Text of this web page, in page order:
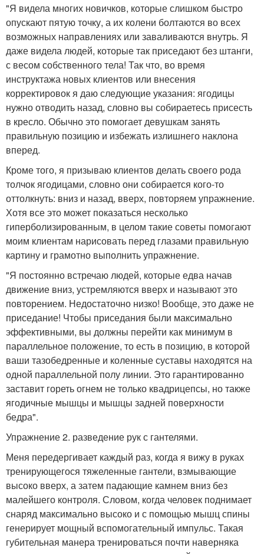
"Я видела многих новичков, которые слишком быстро
опускают пятую точку, а их колени болтаются во всех
возможных направлениях или заваливаются внутрь. Я
даже видела людей, которые так приседают без штанги,
с весом собственного тела! Так что, во время
инструктажа новых клиентов или внесения
корректировок я даю следующие указания: ягодицы
нужно отводить назад, словно вы собираетесь присесть
в кресло. Обычно это помогает девушкам занять
правильную позицию и избежать излишнего наклона
вперед.
Кроме того, я призываю клиентов делать своего рода
толчок ягодицами, словно они собирается кого-то
оттолкнуть: вниз и назад, вверх, повторяем упражнение.
Хотя все это может показаться несколько
гиперболизированным, в целом такие советы помогают
моим клиентам нарисовать перед глазами правильную
картину и грамотно выполнить упражнение.
"Я постоянно встречаю людей, которые едва начав
движение вниз, устремляются вверх и называют это
повторением. Недостаточно низко! Вообще, это даже не
приседание! Чтобы приседания были максимально
эффективными, вы должны перейти как минимум в
параллельное положение, то есть в позицию, в которой
ваши тазобедренные и коленные суставы находятся на
одной параллельной полу линии. Это гарантированно
заставит гореть огнем не только квадрицепсы, но также
ягодичные мышцы и мышцы задней поверхности
бедра".
Упражнение 2. разведение рук с гантелями.
Меня передергивает каждый раз, когда я вижу в руках
тренирующегося тяжеленные гантели, взмывающие
высоко вверх, а затем падающие камнем вниз без
малейшего контроля. Словом, когда человек поднимает
снаряд максимально высоко и с помощью мышц спины
генерирует мощный вспомогательный импульс. Такая
губительная манера тренироваться почти наверняка